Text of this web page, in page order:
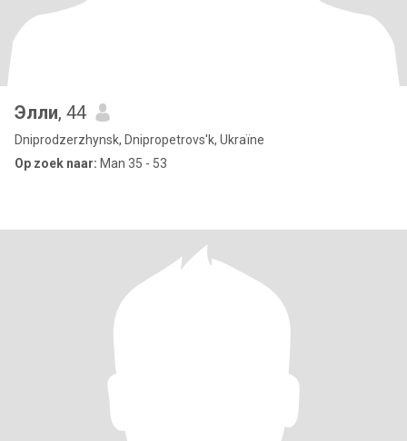
Элли, 44
Dniprodzerzhynsk, Dnipropetrovs'k, Ukraïne
Op zoek naar: Man 35 - 53